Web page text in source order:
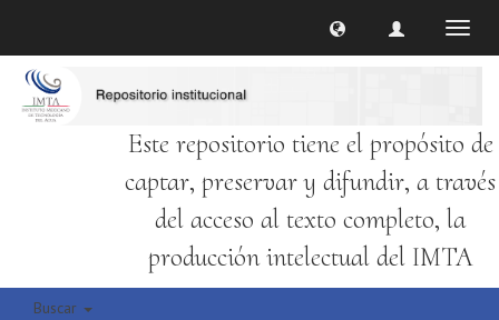
Este repositorio tiene el propósito de
captar, preservar y difundir, a través
del acceso al texto completo, la
producción intelectual del IMTA
Buscar